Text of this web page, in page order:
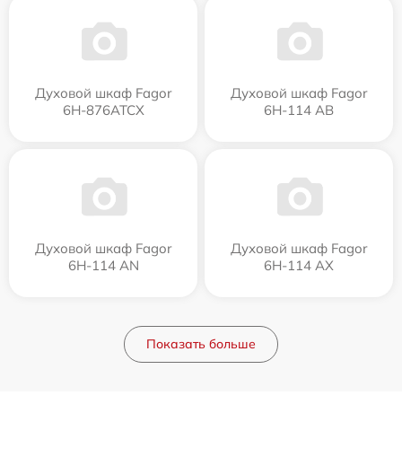
Духовой шкаф Fagor
6H-876ATCX
Духовой шкаф Fagor
6H-114 AB
Духовой шкаф Fagor
6H-114 AN
Духовой шкаф Fagor
6H-114 AX
Показать больше